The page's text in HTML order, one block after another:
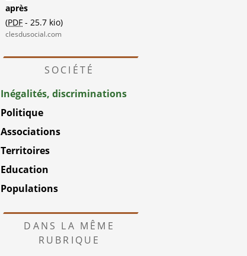
après
(PDF - 25.7 kio)
clesdusocial.com
SOCIÉTÉ
Inégalités, discriminations
Politique
Associations
Territoires
Education
Populations
DANS LA MÊME
RUBRIQUE